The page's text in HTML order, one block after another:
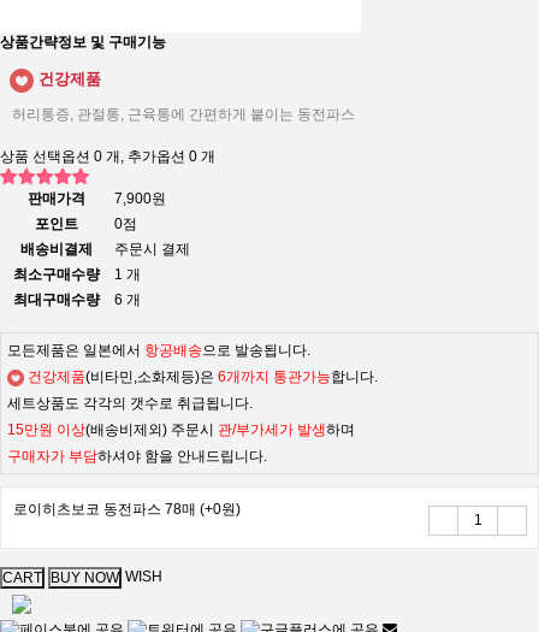
상품간략정보 및 구매기능
건강제품
허리통증, 관절통, 근육통에 간편하게 붙이는 동전파스
상품 선택옵션 0 개, 추가옵션 0 개
판매가격
7,900원
포인트
0점
배송비결제
주문시 결제
최소구매수량
1 개
최대구매수량
6 개
모든제품은 일본에서 항공배송으로 발송됩니다.
건강제품(비타민,소화제등)은 6개까지 통관가능합니다.
세트상품도 각각의 갯수로 취급됩니다.
15만원 이상(배송비제외) 주문시 관/부가세가 발생하며
구매자가 부담하셔야 함을 안내드립니다.
로이히츠보코 동전파스 78매 (+0원)
WISH